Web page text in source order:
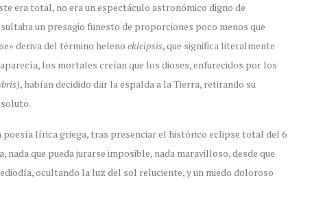
era total, no era un espectáculo astronómico digno de
un presagio funesto de proporciones poco menos que
deriva del término heleno ekleipsis, que significa literalmente
los mortales creían que los dioses, enfurecidos por los
), habían decidido dar la espalda a la Tierra, retirando su
lírica griega, tras presenciar el histórico eclipse total del 6
nada que pueda jurarse imposible, nada maravilloso, desde que
ocultando la luz del sol reluciente, y un miedo doloroso